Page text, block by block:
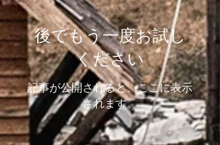
後でもう一度お試し
ください
記事が公開されると、ここに表示
されます。